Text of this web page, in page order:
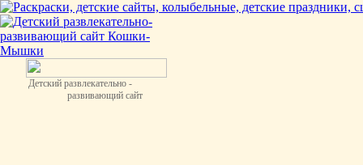
Детский развлекательно -
развивающий сайт